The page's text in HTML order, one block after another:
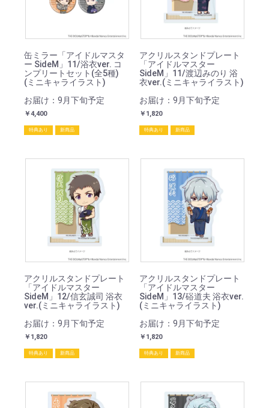
缶ミラー「アイドルマスタ
ー SideM」11/浴衣ver. コ
ンプリートセット(全5種)
(ミニキャライラスト)
お届け：9月下旬予定
￥4,400
特典あり 新商品
アクリルスタンドプレート
「アイドルマスター
SideM」11/渡辺みのり 浴
衣ver.(ミニキャライラスト)
お届け：9月下旬予定
￥1,820
特典あり 新商品
アクリルスタンドプレート
「アイドルマスター
SideM」12/信玄誠司 浴衣
ver.(ミニキャライラスト)
お届け：9月下旬予定
￥1,820
特典あり 新商品
アクリルスタンドプレート
「アイドルマスター
SideM」13/硲道夫 浴衣ver.
(ミニキャライラスト)
お届け：9月下旬予定
￥1,820
特典あり 新商品